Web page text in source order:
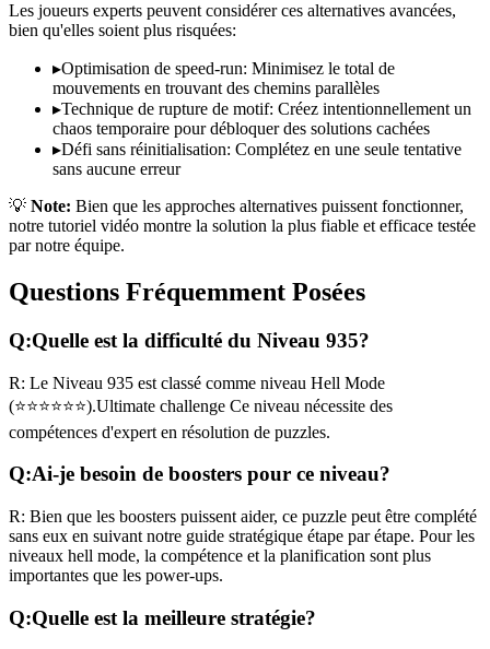
Les joueurs experts peuvent considérer ces alternatives avancées,
bien qu'elles soient plus risquées:
▸Optimisation de speed-run: Minimisez le total de
mouvements en trouvant des chemins parallèles
▸Technique de rupture de motif: Créez intentionnellement un
chaos temporaire pour débloquer des solutions cachées
▸Défi sans réinitialisation: Complétez en une seule tentative
sans aucune erreur
💡 Note: Bien que les approches alternatives puissent fonctionner,
notre tutoriel vidéo montre la solution la plus fiable et efficace testée
par notre équipe.
Questions Fréquemment Posées
Q:Quelle est la difficulté du Niveau 935?
R: Le Niveau 935 est classé comme niveau Hell Mode
(⭐⭐⭐⭐⭐⭐).Ultimate challenge Ce niveau nécessite des
compétences d'expert en résolution de puzzles.
Q:Ai-je besoin de boosters pour ce niveau?
R: Bien que les boosters puissent aider, ce puzzle peut être complété
sans eux en suivant notre guide stratégique étape par étape. Pour les
niveaux hell mode, la compétence et la planification sont plus
importantes que les power-ups.
Q:Quelle est la meilleure stratégie?